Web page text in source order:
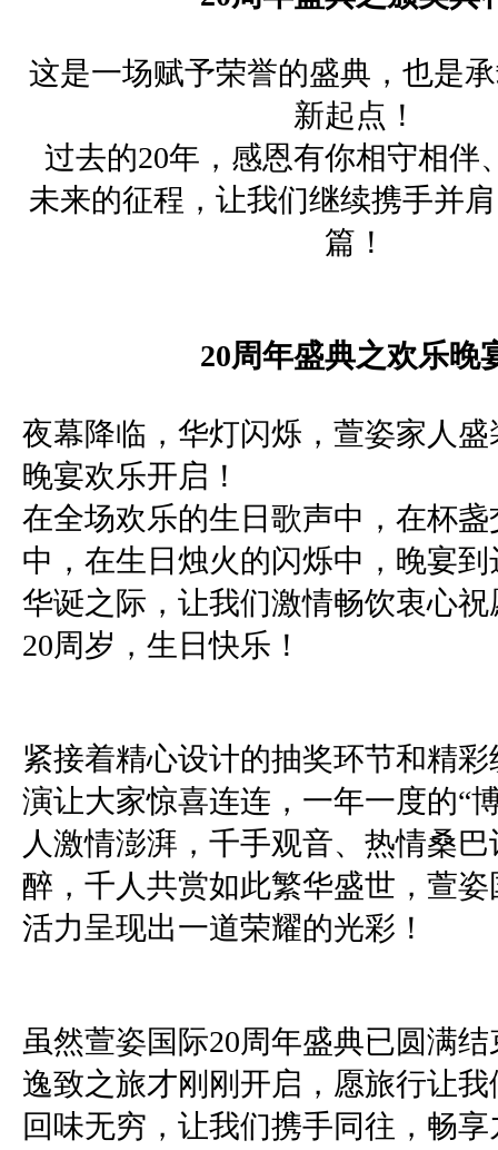
这是一场赋予荣誉的盛典，也是
新起点！
过去的20年，感恩有你相守相伴
未来的征程，让我们继续携手并
篇！
20周年盛典之欢乐晚
夜幕降临，华灯闪烁，萱姿家人
晚宴欢乐开启！
在全场欢乐的生日歌声中，在杯
中，在生日烛火的闪烁中，晚宴
华诞之际，让我们激情畅饮衷心
20周岁，生日快乐！
紧接着精心设计的抽奖环节和精
演让大家惊喜连连，一年一度的“
人激情澎湃，千手观音、热情桑
醉，千人共赏如此繁华盛世，萱
活力呈现出一道荣耀的光彩！
虽然萱姿国际20周年盛典已圆满
逸致之旅才刚刚开启，愿旅行让
回味无穷，让我们携手同往，畅